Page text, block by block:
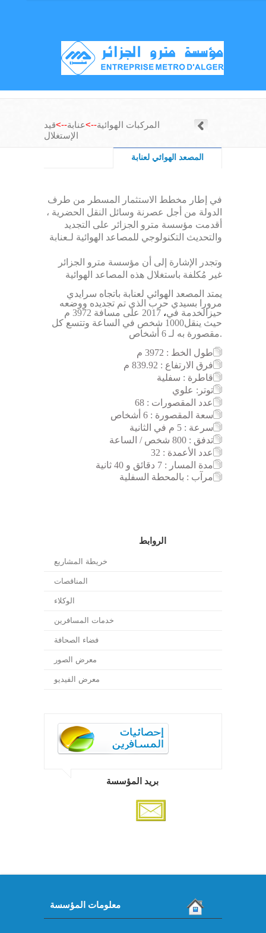
المركبات الهوائية-->عنابة-->قيد
الإستغلال
المصعد الهوائي لعنابة
في إطار مخطط الاستثمار المسطر من طرف
الدولة من أجل عصرنة وسائل النقل الحضرية ،
أقدمت مؤسسة مترو الجزائر على التجديد
والتحديث التكنولوجي للمصاعد الهوائية لـعنابة
وتجدر الإشارة إلى أن مؤسسة مترو الجزائر
غير مُكلفة باستغلال هذه المصاعد الهوائية
يمتد المصعد الهوائي لعنابة باتجاه سرايدي
مرورا بسيدي حرب الذي تم تجديده ووضعه
حيزالخدمة في،
2017 على مسافة 3972 م
حيث
ينقل1000 شخص في الساعة وتتسع كل
مقصورة به لـ6 أشخاص.
طول الخط : 3972 م
فرق الارتفاع : 839.92 م
قاطرة : سفلية
توتر: علوي
عدد المقصورات : 68
سعة المقصورة : 6 أشخاص
سرعة : 5 م في الثانية
تدفق : 800 شخص / الساعة
عدد الأعمدة : 32
مدة المسار : 7 دقائق و 40 ثانية
مرآب : بالمحطة السفلية
الروابط
خريطة المشاريع
المناقصات
الوكلاء
خدمات المسافرين
فضاء الصحافة
معرض الصور
معرض الفيديو
بريد المؤسسة
معلومات المؤسسة